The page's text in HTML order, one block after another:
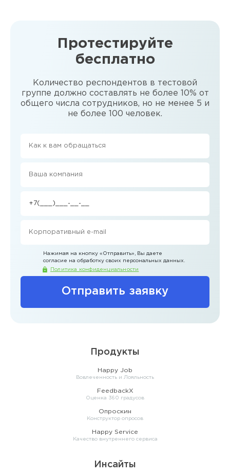
Протестируйте
бесплатно
Количество респондентов в тестовой
группе должно составлять не более 10% от
общего числа сотрудников, но не менее 5 и
не более 100 человек.
Отправить заявку
Нажимая на кнопку «Отправить» , Вы даете
согласие на обработку своих персональных данных.
Политика конфиденциальности
Продукты
Happy Job
Вовлеченность и Лояльность
FeedbackX
Оценка 360 градусов
Опроскин
Конструктор опросов
Happy Service
Качество внутреннего сервиса
Инсайты